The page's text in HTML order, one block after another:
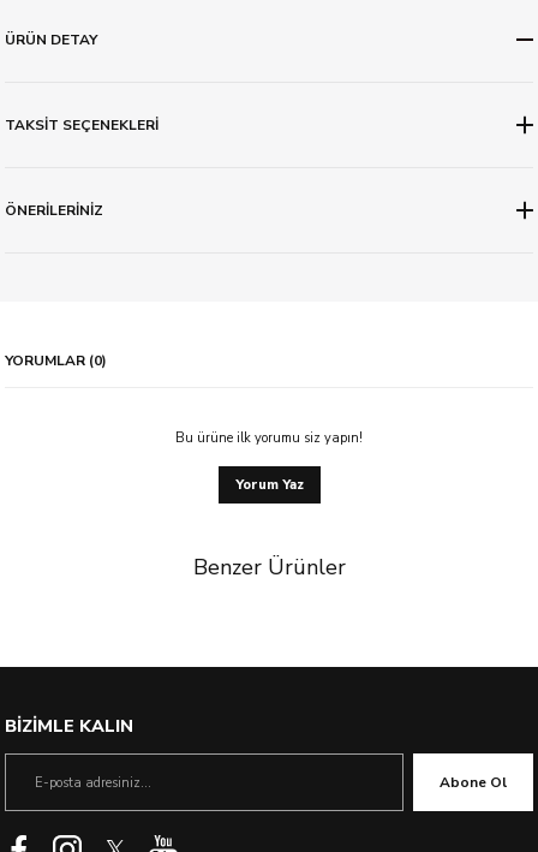
ÜRÜN DETAY
TAKSİT SEÇENEKLERİ
ÖNERİLERİNİZ
YORUMLAR (0)
Bu ürüne ilk yorumu siz yapın!
Yorum Yaz
Benzer Ürünler
BİZİMLE KALIN
Abone Ol